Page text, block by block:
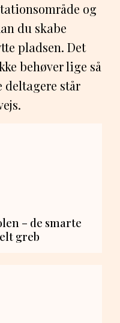
og
du skabe
pladsen. Det
behøver lige så
deltagere står
– de smarte
greb